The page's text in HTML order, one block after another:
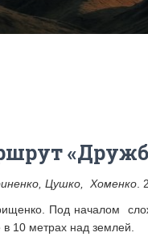
Цушко, Хоменко .
Под началом
10 метрах над землей.